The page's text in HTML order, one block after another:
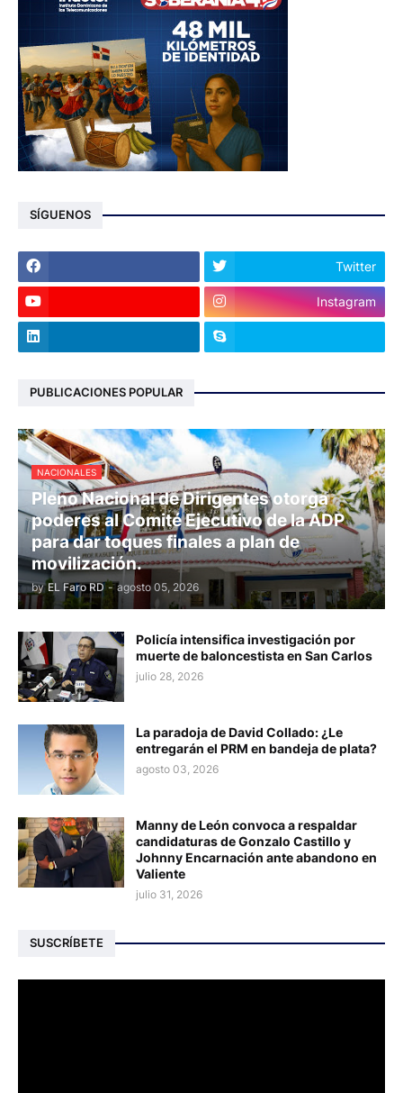
SÍGUENOS
Twitter
Instagram
PUBLICACIONES POPULAR
NACIONALES
Pleno Nacional de Dirigentes otorga
poderes al Comité Ejecutivo de la ADP
para dar toques finales a plan de
movilización.
by EL Faro RD - agosto 05, 2026
Policía intensifica investigación por
muerte de baloncestista en San Carlos
julio 28, 2026
La paradoja de David Collado: ¿Le
entregarán el PRM en bandeja de plata?
agosto 03, 2026
Manny de León convoca a respaldar
candidaturas de Gonzalo Castillo y
Johnny Encarnación ante abandono en
Valiente
julio 31, 2026
SUSCRÍBETE